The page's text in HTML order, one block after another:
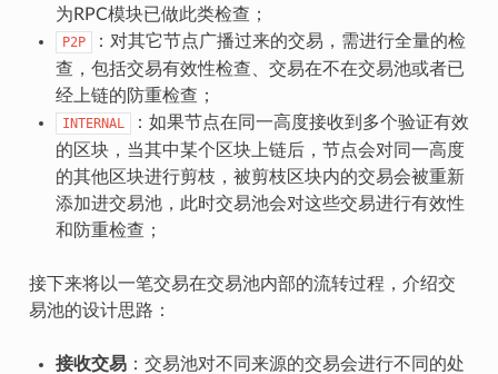
为RPC模块已做此类检查；
P2P
：对其它节点广播过来的交易，需进行全量的检
查，包括交易有效性检查、交易在不在交易池或者已
经上链的防重检查；
INTERNAL
：如果节点在同一高度接收到多个验证有效
的区块，当其中某个区块上链后，节点会对同一高度
的其他区块进行剪枝，被剪枝区块内的交易会被重新
添加进交易池，此时交易池会对这些交易进行有效性
和防重检查；
接下来将以一笔交易在交易池内部的流转过程，介绍交
易池的设计思路：
接收交易：交易池对不同来源的交易会进行不同的处